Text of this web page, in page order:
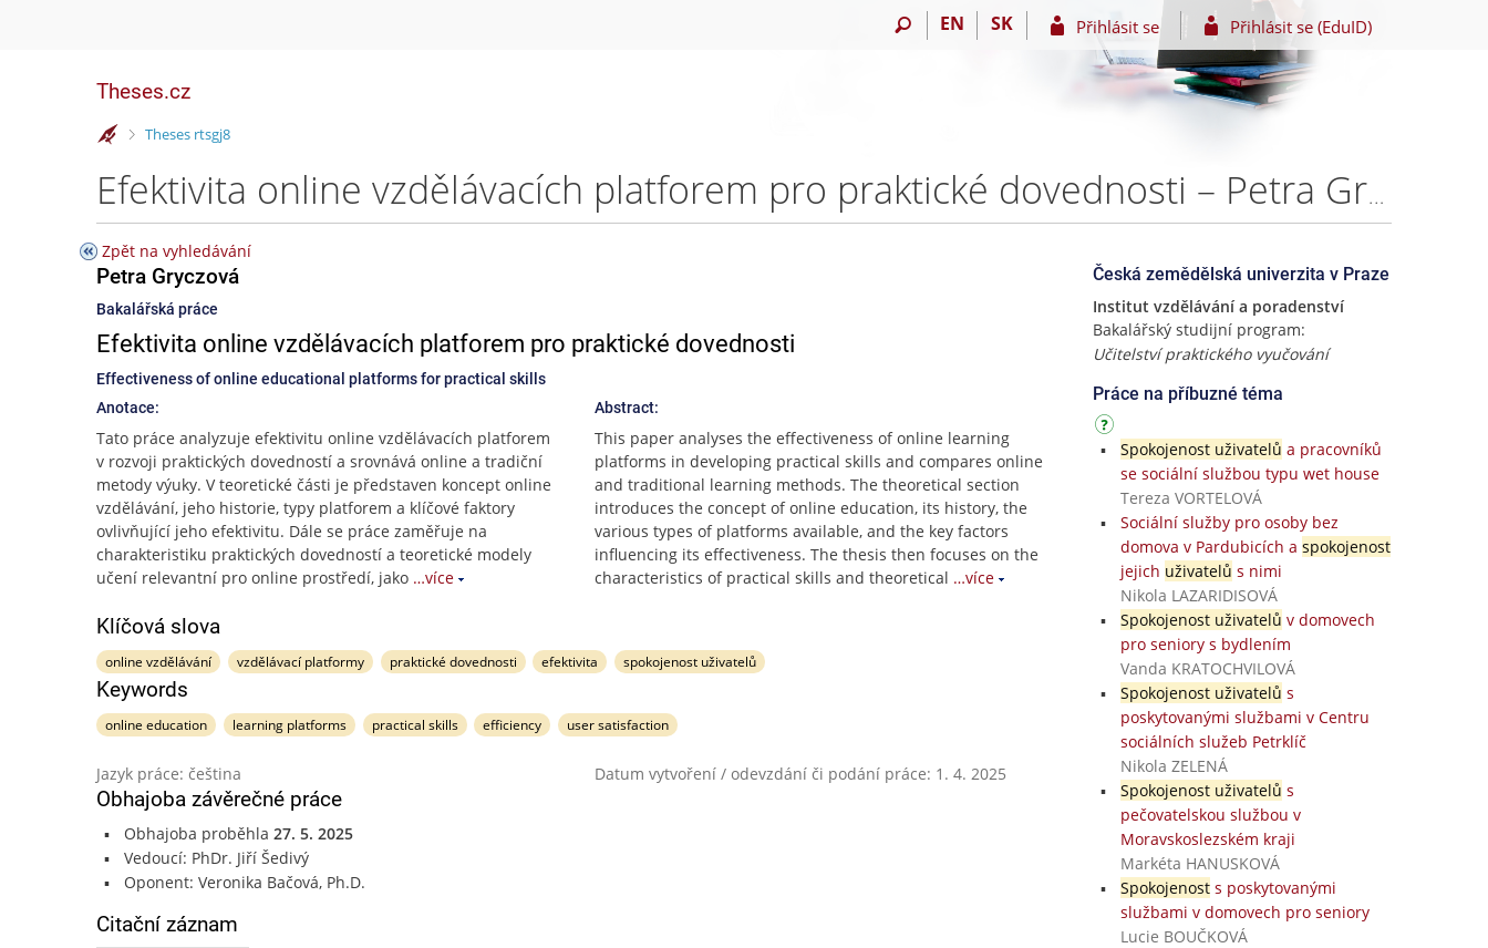
EN SK Přihlásit se Přihlásit se (EduID)
Theses.cz
>
Theses rtsgj8
Efektivita online vzdělávacích platforem pro praktické dovednosti – Petra Gryczová
Zpět na vyhledávání
Petra Gryczová
Bakalářská práce
Efektivita online vzdělávacích platforem pro praktické dovednosti
Effectiveness of online educational platforms for practical skills
Anotace:
Tato práce analyzuje efektivitu online vzdělávacích platforem
v rozvoji praktických dovedností a srovnává online a tradiční
metody výuky. V teoretické části je představen koncept online
vzdělávání, jeho historie, typy platforem a klíčové faktory
ovlivňující jeho efektivitu. Dále se práce zaměřuje na
charakteristiku praktických dovedností a teoretické modely
učení relevantní pro online prostředí, jako …více
Abstract:
This paper analyses the effectiveness of online learning
platforms in developing practical skills and compares online
and traditional learning methods. The theoretical section
introduces the concept of online education, its history, the
various types of platforms available, and the key factors
influencing its effectiveness. The thesis then focuses on the
characteristics of practical skills and theoretical …více
Klíčová slova
online vzdělávání vzdělávací platformy praktické dovednosti efektivita spokojenost uživatelů
Keywords
online education learning platforms practical skills efficiency user satisfaction
Jazyk práce: čeština Datum vytvoření / odevzdání či podání práce: 1. 4. 2025
Obhajoba závěrečné práce
Obhajoba proběhla 27. 5. 2025
Vedoucí: PhDr. Jiří Šedivý
Oponent: Veronika Bačová, Ph.D.
Citační záznam
Česká zemědělská univerzita v Praze
Institut vzdělávání a poradenství
Bakalářský studijní program:
Učitelství praktického vyučování
Práce na příbuzné téma
Spokojenost uživatelů a pracovníků
se sociální službou typu wet house
Tereza VORTELOVÁ
Sociální služby pro osoby bez
domova v Pardubicích a spokojenost
jejich uživatelů s nimi
Nikola LAZARIDISOVÁ
Spokojenost uživatelů v domovech
pro seniory s bydlením
Vanda KRATOCHVILOVÁ
Spokojenost uživatelů s
poskytovanými službami v Centru
sociálních služeb Petrklíč
Nikola ZELENÁ
Spokojenost uživatelů s
pečovatelskou službou v
Moravskoslezském kraji
Markéta HANUSKOVÁ
Spokojenosts poskytovanými
službami v domovech pro seniory
Lucie BOUČKOVÁ